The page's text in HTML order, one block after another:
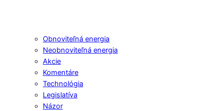
Obnoviteľná energia
Neobnoviteľná energia
Akcie
Komentáre
Technológia
Legislatíva
Názor